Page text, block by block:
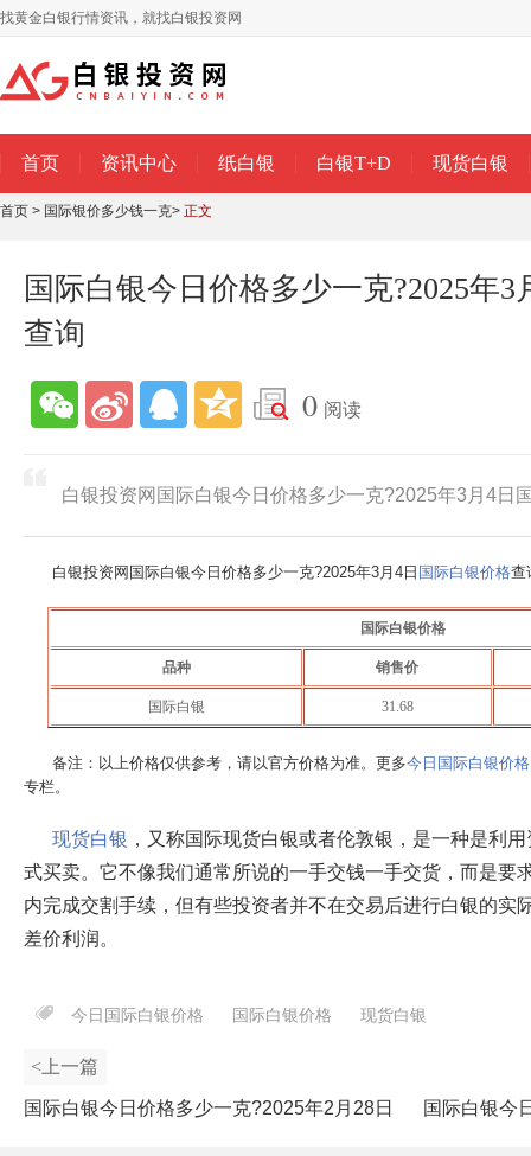
找黄金白银行情资讯，就找白银投资网
首页 资讯中心 纸白银 白银T+D 现货白银
首页 > 国际银价多少钱一克> 正文
国际白银今日价格多少一克?2025年
查询
0 阅读
白银投资网国际白银今日价格多少一克?2025年3月4日
白银投资网国际白银今日价格多少一克?2025年3月4日 国际白银价格查
国际白银价格
品种 销售价
国际白银 31.68
备注：以上价格仅供参考，请以官方价格为准。更多今日国际白银价格
专栏。
现货白银 ，又称国际现货白银或者伦敦银，是一种是利
式买卖。它不像我们通常所说的一手交钱一手交货，而是要
内完成交割手续，但有些投资者并不在交易后进行白银的实
差价利润。
今日国际白银价格 国际白银价格 现货白银
<上一篇
国际白银今日价格多少一克?2025年2月28日 国际白银今